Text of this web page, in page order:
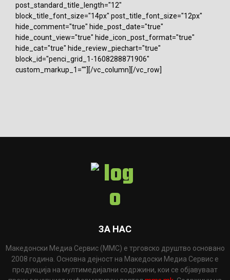
post_standard_title_length="12"
block_title_font_size="14px" post_title_font_size="12px"
hide_comment="true" hide_post_date="true"
hide_count_view="true" hide_icon_post_format="true"
hide_cat="true" hide_review_piechart="true"
block_id="penci_grid_1-1608288871906"
custom_markup_1=""][/vc_column][/vc_row]
ЗА НАС
Македонски Медиа Сервис (ММС) е трговско друштво основано
2008 година. Основна дејност на Македоски Медиа Сервис е
продукција на мултимедијални содржини, кои се објавуваат